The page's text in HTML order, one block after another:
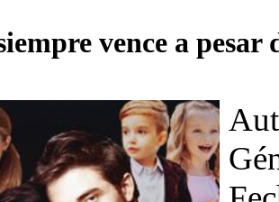
vence a pesar